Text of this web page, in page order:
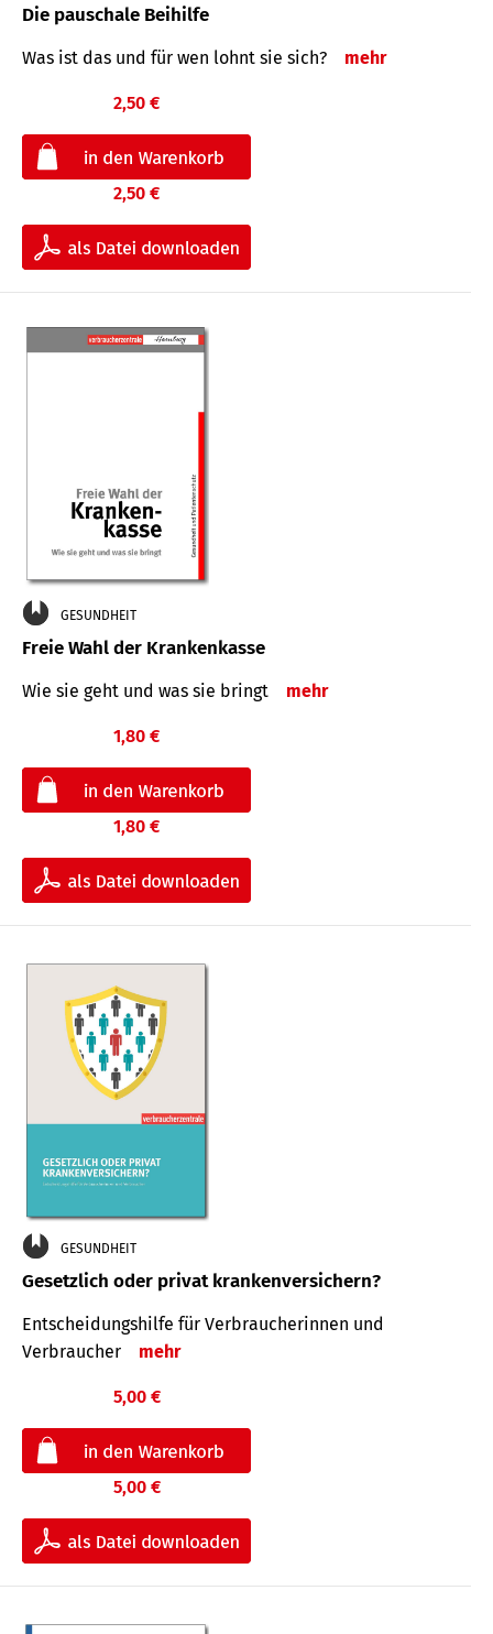
Die pauschale Beihilfe
Was ist das und für wen lohnt sie sich? mehr
2,50 €
2,50 €
GESUNDHEIT
Freie Wahl der Krankenkasse
Wie sie geht und was sie bringt mehr
1,80 €
1,80 €
GESUNDHEIT
Gesetzlich oder privat krankenversichern?
Entscheidungshilfe für Verbraucherinnen und
Verbraucher
mehr
5,00 €
5,00 €